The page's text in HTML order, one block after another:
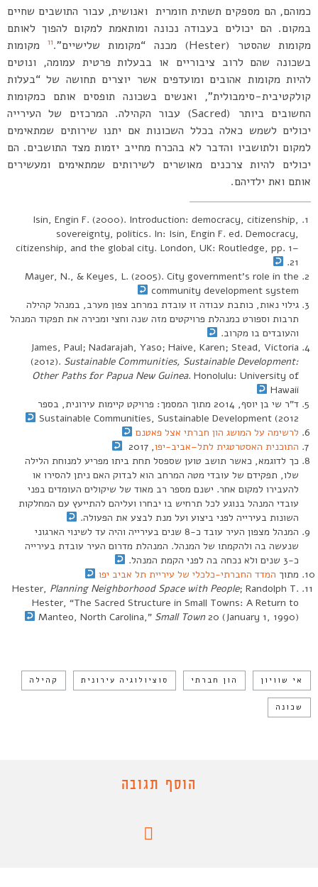
כמוהם, הם מספקים תשתית חומרית ואנושית, עבור התושבים שחיים
במקום. הם יכולים בעבודה נכונה ומותאמת למקום להפוך לאותם
מקומות שהסטר (Hester) מכנה “מקומות שלישיים”.
11מקומות
בשכונה שהם לרוב ציבוריים או בבעלות פרטית עמומה, ונוטים
להיות מקומות אהובים ומועדפים אשר יוצרים תחושה של “בעלות
קולקטיבית-סימבולית”, ואנשים בשכונה תופסים אותם כמקומות
החשובים ביותר (Sacred) עבור הקהילה. המרכזים של העירייה
יכולים לשמש כאלה בכלל השכונות אם יתנו שירותים שמתאימים
למקום ולתושביו והדבר לא בהכרח מחייב יזמות מצד התושבים. הם
יכולים להיות צרכנים מאושרים לשירותים שמתאימים ומעשירים
אותם ואת ילדיהם.
Isin, Engin F. (2000). Introduction: democracy, citizenship,
sovereignty, politics. In: Isin, Engin F. ed. Democracy,
citizenship, and the global city. London, UK: Routledge, pp. 1–
21.
Mayer, N., & Keyes, L. (2005). City government’s role in the
community development system
גילוי נאות, כותבת עבודה זו עובדת במרחב צפון מערב, במנהל קהילה
תרבות וספורט כמנהלת פרויקטים מזה שנה וחצי ומכירה את תפקוד המנהל
והעובדים בו מקרוב.
James, Paul; Nadarajah, Yaso; Haive, Karen; Stead, Victoria
(2012). Sustainable Communities, Sustainable Development:
Other Paths for Papua New Guinea. Honolulu: University of
Hawaii
ד”ר שי בן יוסף, 2014 מתוך המסמך: פרויקט קיימות עירונית, בספר
Sustainable Communities, Sustainable Development (2012
לרשימה על המושג הון חברתי אצל פאטנם
התוכנית האסטרטגית לתל–אביב-יפו, 2017
כך לדוגמא, כאשר תושב טוען שספסל תחת ביתו מפריע למנוחת הלילה
שלו, תפקידם של עובדי מטה המרחב הוא לבדוק האם ניתן להסירו או
להעבירו למקום אחר. ישנם מספר רב מאוד של שיקולים העומדים בפני
עובדי המנהל בנוגע לכל תרחיש בו יבחרו ועליהם להתייעץ עם המחלקות
השונות בעירייה לפני ביצוע ועל מנת לבצע את הפעולה.
המנהל מצפון העיר עובד כ-8 שנים בעירייה והיה עד לשינוי הארגוני
שנעשה בה ולהקמתו של המנהל. המנהלת מדרום העיר עובדת בעירייה
כ-3 שנים ולא נכחה בה לפני הקמת המנהל.
מתוך המדד החברתי-כלכלי של עיריית תל אביב יפו
Hester, Planning Neighborhood Space with People; Randolph T.
Hester, “The Sacred Structure in Small Towns: A Return to
Manteo, North Carolina,” Small Town20 (January 1, 1990)
אי שוויון הון חברתי סוציולוגיה עירונית קהילה
שכונה
הוסף תגובה